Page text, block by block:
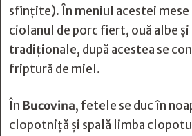
sfinţite). În meniul acestei
ciolanul de porc fiert, ouă albe
tradiţionale, după acestea se
friptură de miel.
În Bucovina, fetele se duc în
clopotniţă şi spală limba